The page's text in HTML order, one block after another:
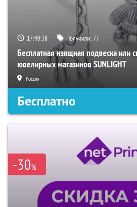
17:48:37 Получили:77
Бесплатная изящная подвеска или
ювелирных магазинов SUNLIGHT
Россия
Бесплатно
-30%